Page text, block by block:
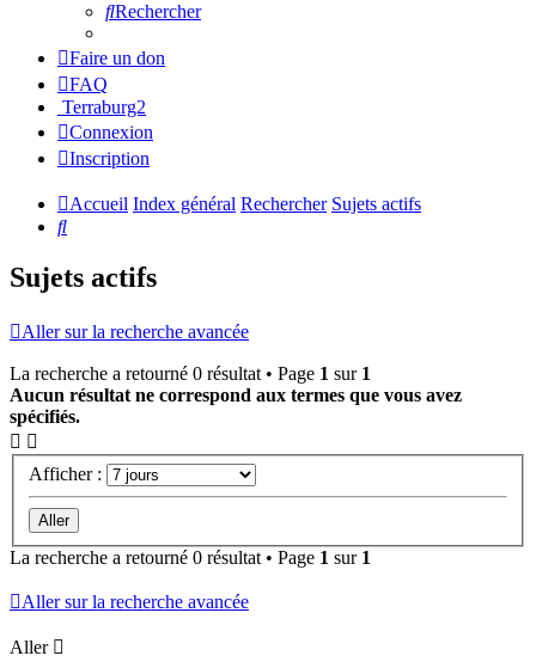
Rechercher
Faire un don
FAQ
Terraburg2
Connexion
Inscription
Accueil Index général Rechercher Sujets actifs
Rechercher
Sujets actifs
Aller sur la recherche avancée
La recherche a retourné 0 résultat • Page 1 sur 1
Aucun résultat ne correspond aux termes que vous avez
spécifiés.
Afficher :
La recherche a retourné 0 résultat • Page 1 sur 1
Aller sur la recherche avancée
Aller